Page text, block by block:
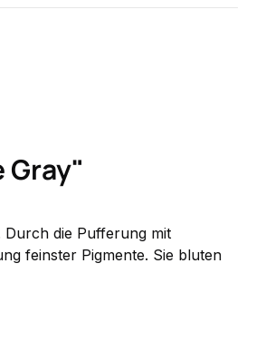
Durch die Pufferung mit
feinster Pigmente. Sie bluten